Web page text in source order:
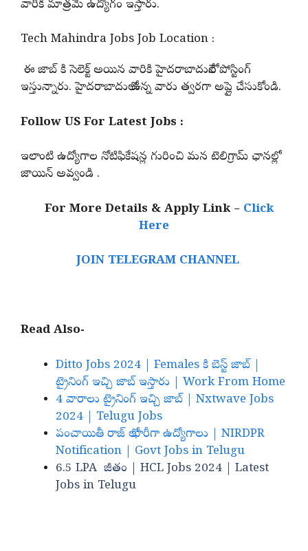
వారికి మాత్రమే ఉద్యోగం ఇస్తారు.
Tech Mahindra Jobs Job Location :
ఈ జాబ్ కి సెలెక్ట్ అయిన వారికి హైదరాబాదులోనే పోస్టింగ్
ఇస్తున్నారు. హైదరాబాదులో ఉన్న వారు త్వరగా అప్లై చేసుకోండి.
Follow US For Latest Jobs :
ఇలాంటి ఉద్యోగాల నోటిఫికేషన్ల గురించి మన టెలిగ్రామ్ ఛానల్లో
జాయిన్ అవ్వండి .
For More Details & Apply Link – Click
Here
JOIN TELEGRAM CHANNEL
Read Also-
Ditto Jobs 2024 | Females కి బెస్ట్ జాబ్ |
ట్రైనింగ్ ఇచ్చి జాబ్ ఇస్తారు | Work From Home
4 వారాలు ట్రైనింగ్ ఇచ్చి జాబ్ | Nxtwave Jobs
2024 | Telugu Jobs
పంచాయితీ రాజ్ లో భారీగా ఉద్యోగాలు | NIRDPR
Notification | Govt Jobs in Telugu
6.5 LPA జీతం | HCL Jobs 2024 | Latest
Jobs in Telugu